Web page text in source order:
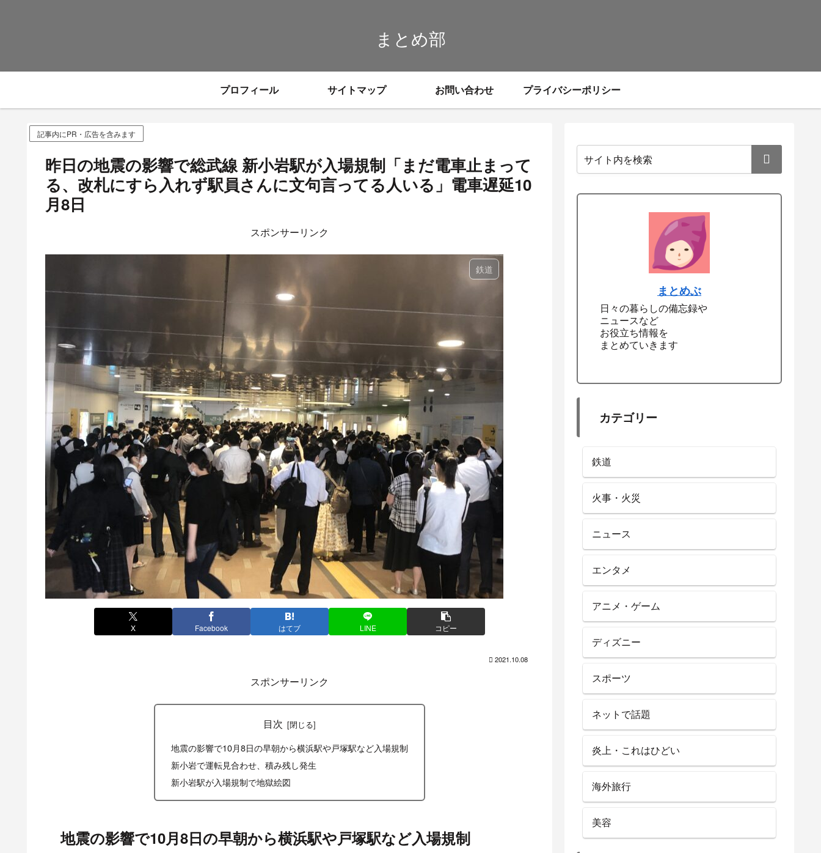
まとめ部
プロフィール サイトマップ お問い合わせ プライバシーポリシー
記事内にPR・広告を含みます
昨日の地震の影響で総武線 新小岩駅が入場規制「まだ電車止まって
る、改札にすら入れず駅員さんに文句言ってる人いる」電車遅延10
月8日
スポンサーリンク
鉄道
X Facebook はてブ LINE コピー
2021.10.08
スポンサーリンク
目次
地震の影響で10月8日の早朝から横浜駅や戸塚駅など入場規制
新小岩で運転見合わせ、積み残し発生
新小岩駅が入場規制で地獄絵図
地震の影響で10月8日の早朝から横浜駅や戸塚駅など入場規制
まとめぶ
日々の暮らしの備忘録や
ニュースなど
お役立ち情報を
まとめていきます
カテゴリー
鉄道
火事・火災
ニュース
エンタメ
アニメ・ゲーム
ディズニー
スポーツ
ネットで話題
炎上・これはひどい
海外旅行
美容